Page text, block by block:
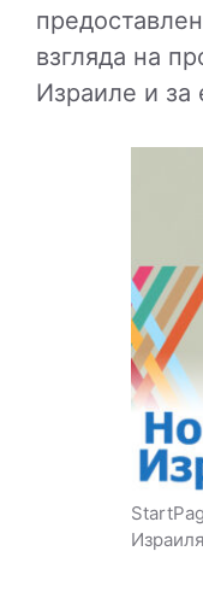
взгляда на
Израиле и за